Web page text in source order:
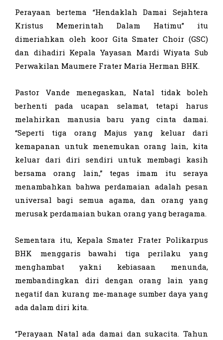
Perayaan bertema “Hendaklah Damai Sejahtera
Kristus Memerintah Dalam Hatimu” itu
dimeriahkan oleh koor Gita Smater Choir (GSC)
dan dihadiri Kepala Yayasan Mardi Wiyata Sub
Perwakilan Maumere Frater Maria Herman BHK.
Pastor Vande menegaskan, Natal tidak boleh
berhenti pada ucapan selamat, tetapi harus
melahirkan manusia baru yang cinta damai.
“Seperti tiga orang Majus yang keluar dari
kemapanan untuk menemukan orang lain, kita
keluar dari diri sendiri untuk membagi kasih
bersama orang lain,” tegas imam itu seraya
menambahkan bahwa perdamaian adalah pesan
universal bagi semua agama, dan orang yang
merusak perdamaian bukan orang yang beragama.
Sementara itu, Kepala Smater Frater Polikarpus
BHK menggaris bawahi tiga perilaku yang
menghambat yakni kebiasaan menunda,
membandingkan diri dengan orang lain yang
negatif dan kurang me-manage sumber daya yang
ada dalam diri kita.
“Perayaan Natal ada damai dan sukacita. Tahun